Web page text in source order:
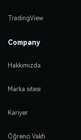
TradingView
Company
Hakkımızda
Marka sitesi
Kariyer
Öğrenci Vakfı